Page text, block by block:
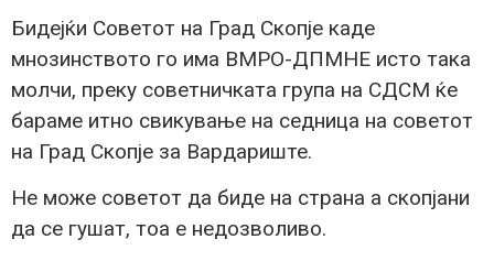
Бидејќи Советот на Град Скопје каде
мнозинството го има ВМРО-ДПМНЕ исто така
молчи, преку советничката група на СДСМ ќе
бараме итно свикување на седница на советот
на Град Скопје за Вардариште.
Не може советот да биде на страна а скопјани
да се гушат, тоа е недозволиво.